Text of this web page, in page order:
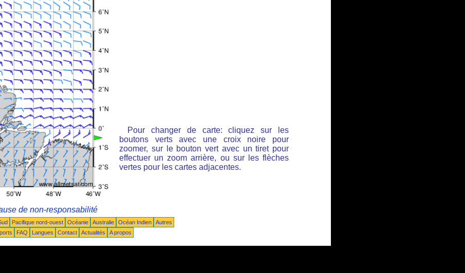
Pour changer de carte: cliquez sur les
boutons verts avec une croix noire pour
zoomer, sur le bouton vert avec un tiret pour
effectuer un zoom arrière, ou sur les flèches
vertes pour les cartes adjacentes.
de non-responsabilité
Pacifique nord-ouest Océanie Australie Océan Indien
Autres
FAQ Langues Contact Actualités A propos